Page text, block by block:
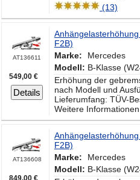
(13)
AT136611
549,00 €
Details
F2B)
Marke:
Mercedes
Modell: B-Klasse
Erhöhung der
nach Modell und
Lieferumfang: TÜV-
Weitere
AT136608
849,00 €
F2B)
Marke:
Mercedes
Modell: B-Klasse